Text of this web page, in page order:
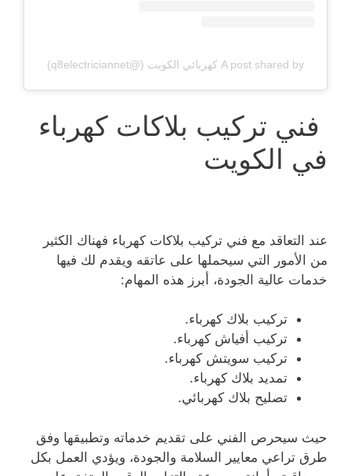
A post shared by كهربائي الكويت (@q8electriciannet)
فني تركيب بلاكات كهرباء
في الكويت
عند التعاقد مع فني تركيب بلاكات كهرباء فهناك الكثير
من الأمور التي سيحملها على عاتقه ويقدم لك فيها
خدمات عالية الجودة، أبرز هذه المهام:
تركيب بلاك كهرباء.
تركيب أفياش كهرباء.
تركيب سويتش كهرباء.
تمديد بلاك كهرباء.
تصليح بلاك كهربائي.
حيث سيحرص الفني على تقديم خدماته وتطبيقها وفق
طرق تراعي معايير السلامة والجودة، ويؤدي العمل بكل